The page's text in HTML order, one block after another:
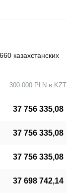
казахстанских
300 000 PLN в KZT
37 756 335,08
37 756 335,08
37 756 335,08
37 698 742,14